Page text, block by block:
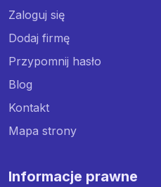
Zaloguj się
Dodaj firmę
Przypomnij hasło
Blog
Kontakt
Mapa strony
Informacje prawne